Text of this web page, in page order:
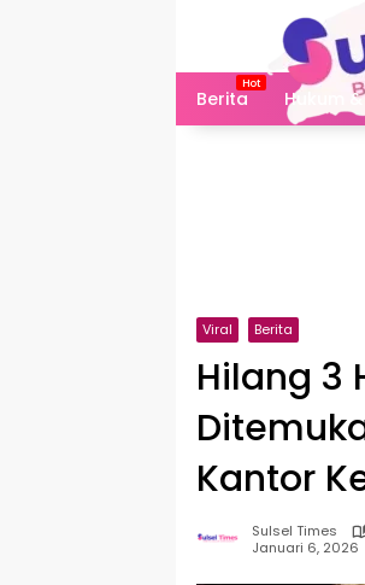
Berita
Hukum
Viral Berita
Hilang 3
Kantor
Sulsel Times
Januari 6, 2026